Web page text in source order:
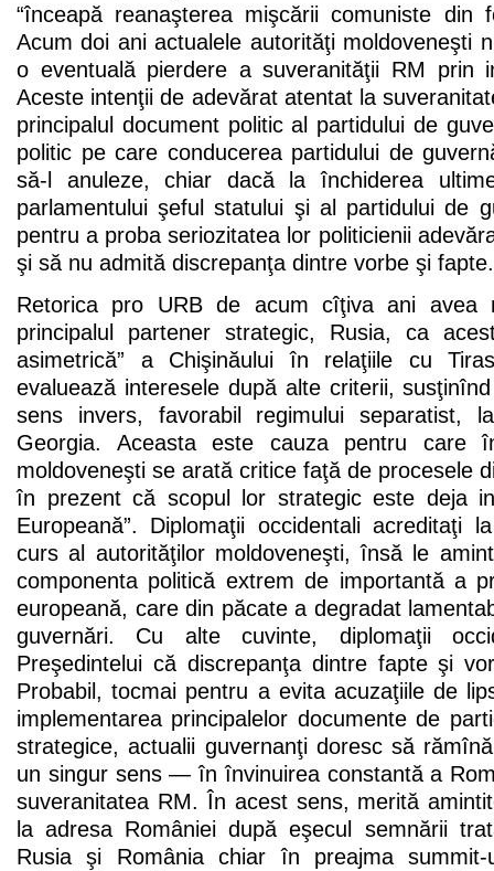
“înceapă reanaşterea mişcării comuniste din
Acum doi ani actualele autorităţi moldoveneşti
o eventuală pierdere a suveranităţii RM prin
Aceste intenţii de adevărat atentat la
principalul document politic al partidului de
politic pe care conducerea partidului de
să-l anuleze, chiar dacă la închiderea
parlamentului şeful statului şi al partidului de
pentru a proba seriozitatea lor politicienii
şi să nu admită discrepanţa dintre vorbe şi fapte.
Retorica pro URB de acum cîţiva ani avea
principalul partener strategic, Rusia, ca
asimetrică” a Chişinăului în relaţiile cu
evaluează interesele după alte criterii,
sens invers, favorabil regimului
Georgia. Aceasta este cauza pentru care
moldoveneşti se arată critice faţă de procesele
în prezent că scopul lor strategic este deja
Europeană”. Diplomaţii occidentali acreditaţi
curs al autorităţilor moldoveneşti, însă le
componenta politică extrem de importantă a
europeană, care din păcate a degradat
guvernări. Cu alte cuvinte, diplomaţii
Preşedintelui că discrepanţa dintre fapte şi
Probabil, tocmai pentru a evita acuzaţiile de
implementarea principalelor documente de
strategice, actualii guvernanţi doresc să
un singur sens — în învinuirea constantă a
suveranitatea RM. În acest sens, merită
la adresa României după eşecul semnării
Rusia şi România chiar în preajma